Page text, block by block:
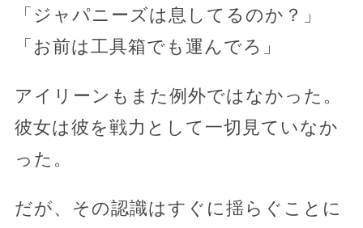
「ジャパニーズは息してるのか？」
「お前は工具箱でも運んでろ」
アイリーンもまた例外ではなかった。
彼女は彼を戦力として一切見ていなか
った。
だが、その認識はすぐに揺らぐことに